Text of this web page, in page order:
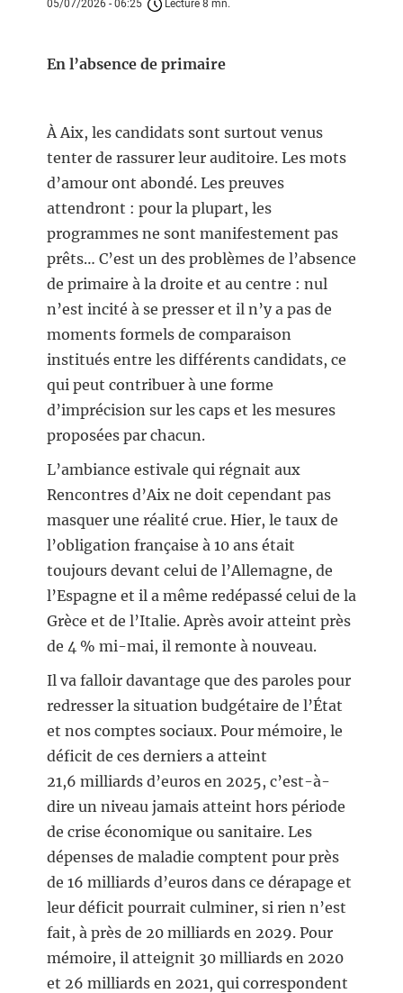
05/07/2026 - 06:25 Lecture 8 mn.
En l’absence de primaire
À Aix, les candidats sont surtout venus
tenter de rassurer leur auditoire. Les mots
d’amour ont abondé. Les preuves
attendront : pour la plupart, les
programmes ne sont manifestement pas
prêts… C’est un des problèmes de l’absence
de primaire à la droite et au centre : nul
n’est incité à se presser et il n’y a pas de
moments formels de comparaison
institués entre les différents candidats, ce
qui peut contribuer à une forme
d’imprécision sur les caps et les mesures
proposées par chacun.
L’ambiance estivale qui régnait aux
Rencontres d’Aix ne doit cependant pas
masquer une réalité crue. Hier, le taux de
l’obligation française à 10 ans était
toujours devant celui de l’Allemagne, de
l’Espagne et il a même redépassé celui de la
Grèce et de l’Italie. Après avoir atteint près
de 4 % mi-mai, il remonte à nouveau.
Il va falloir davantage que des paroles pour
redresser la situation budgétaire de l’État
et nos comptes sociaux. Pour mémoire, le
déficit de ces derniers a atteint
21,6 milliards d’euros en 2025, c’est-à-
dire un niveau jamais atteint hors période
de crise économique ou sanitaire. Les
dépenses de maladie comptent pour près
de 16 milliards d’euros dans ce dérapage et
leur déficit pourrait culminer, si rien n’est
fait, à près de 20 milliards en 2029. Pour
mémoire, il atteignit 30 milliards en 2020
et 26 milliards en 2021, qui correspondent